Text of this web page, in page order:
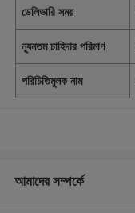
ডেলিভারি সময়
ন্যূনতম চাহিদার পরিমাণ
পরিচিতিমুলক নাম
আমাদের সম্পর্কে